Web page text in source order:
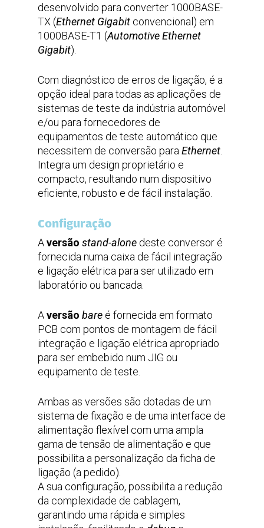
Cabo de alim.
Tensão
Frequência
Corrente
possibilidades mecanicas.
9…36V DC
–
1A (máx.)
Conector
Ethernet
Conector
Ethernet
Automóvel
RJ45
Molex Automóvel
desenvolvido para converter 1000BASE-
TX (Ethernet Gigabit convencional) em
1000BASE-T1 (Automotive Ethernet
Gigabit).
Com diagnóstico de erros de ligação, é a
opção ideal para todas as aplicações de
sistemas de teste da indústria automóvel
e/ou para fornecedores de
equipamentos de teste automático que
necessitem de conversão para Ethernet
Integra um design proprietário e
compacto, resultando num dispositivo
eficiente, robusto e de fácil instalação.
Configuração
Aversão stand-alone deste conversor é
fornecida numa caixa de fácil integração
e ligação elétrica para ser utilizado em
laboratório ou bancada.
Aversão bare é fornecida em formato
PCB com pontos de montagem de fácil
integração e ligação elétrica apropriado
para ser embebido num JIG ou
equipamento de teste.
Ambas as versões são dotadas de um
sistema de fixação e de uma interface de
alimentação flexível com uma ampla
gama de tensão de alimentação e que
possibilita a personalização da ficha de
ligação (a pedido).
A sua configuração, possibilita a redução
da complexidade de cablagem,
garantindo uma rápida e simples